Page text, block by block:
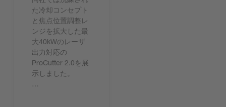
た冷却コンセプト
と焦点位置調整レ
ンジを拡大した最
大40kWのレーザ
出力対応の
ProCutter 2.0を展
示しました。
…